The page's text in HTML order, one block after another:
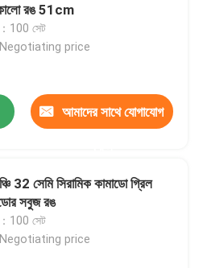
রঙ 51cm
100 সেট
Negotiating price
আমাদের সাথে যোগাযোগ
32 সেমি সিরামিক কামাডো গ্রিল
সবুজ রঙ
100 সেট
Negotiating price